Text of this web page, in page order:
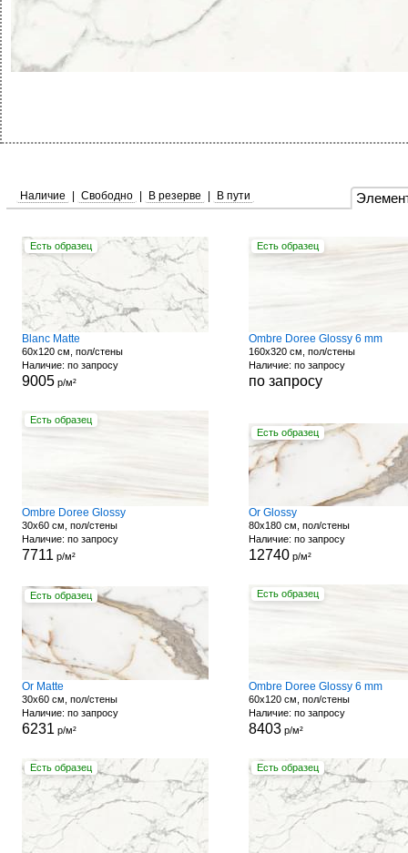
Наличие Свободно В резерве В пути
Есть образец
Blanc Matte
60x120 см, пол/стены
Наличие: по запросу
9005р/м²
Есть образец
Ombre Doree Glossy 6 mm
160x320 см, пол/стены
Наличие: по запросу
по запросу
Есть образец
Ombre Doree Glossy
30x60 см, пол/стены
Наличие: по запросу
7711 р/м²
Есть образец
Or Glossy
80x180 см, пол/стены
Наличие: по запросу
12740р/м²
Есть образец
Or Matte
30x60 см, пол/стены
Наличие: по запросу
6231 р/м²
Есть образец
Ombre Doree Glossy 6 mm
60x120 см, пол/стены
Наличие: по запросу
8403р/м²
Есть образец Есть образец